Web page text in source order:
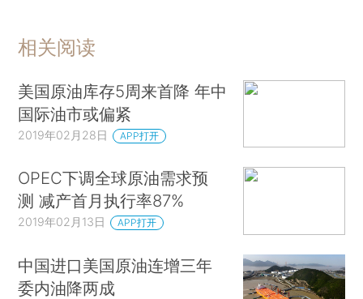
相关阅读
美国原油库存5周来首降 年中
国际油市或偏紧
2019年02月28日 APP打开
OPEC下调全球原油需求预
测 减产首月执行率87%
2019年02月13日 APP打开
中国进口美国原油连增三年
委内油降两成